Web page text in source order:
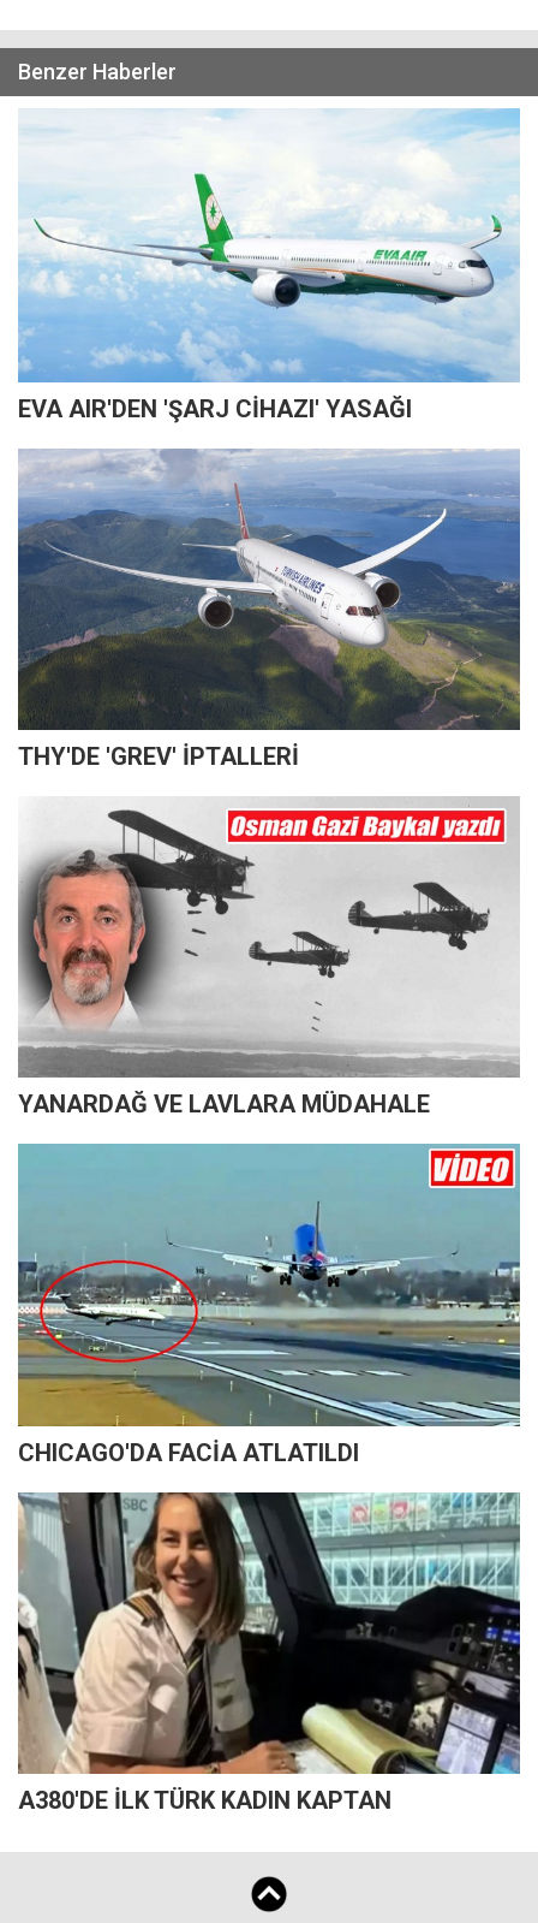
Benzer Haberler
EVA AIR'DEN 'ŞARJ CİHAZI' YASAĞI
THY'DE 'GREV' İPTALLERİ
YANARDAĞ VE LAVLARA MÜDAHALE
CHICAGO'DA FACİA ATLATILDI
A380'DE İLK TÜRK KADIN KAPTAN